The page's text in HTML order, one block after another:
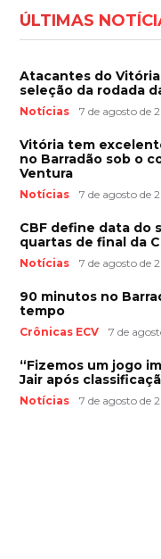
ÚLTIMAS
Atacantes do
seleção da rodada
Notícias 7 de agosto de
Vitória tem
no Barradão sob o
Ventura
Notícias 7 de agosto de
CBF define data do
quartas de final da
Notícias 7 de agosto de
90 minutos no
tempo
Crônicas ECV 7 de
“Fizemos um jogo
Jair após
Notícias 7 de agosto de